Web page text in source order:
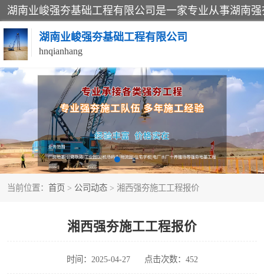
湖南业峻强夯基础工程有限公司
hnqianhang
当前位置： 首页 > 公司动态 > 湘西强夯施工工程报价
湘西强夯施工工程报价
时间：2025-04-27 点击次数：452
强夯施工案例
强夯施工工程
强夯队伍